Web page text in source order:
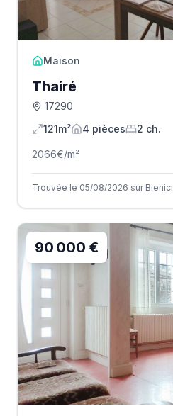
Maison
Thairé
17290
121m²
4 pièces 2 ch.
2066€/m²
Trouvée le 05/08/2026 sur Bienici
90 000 €